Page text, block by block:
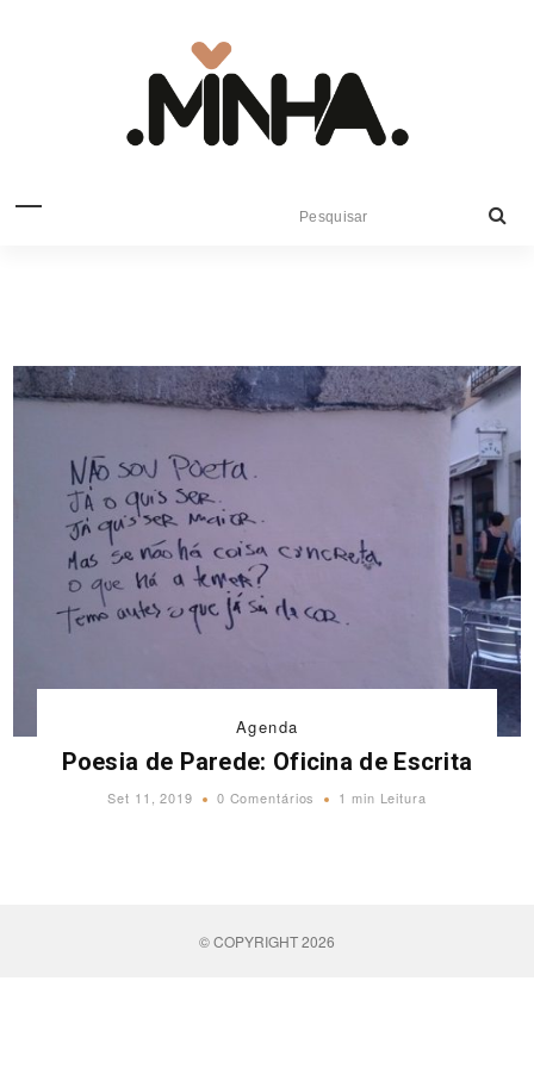
Agenda
Poesia de Parede: Oficina de Escrita
Set 11, 2019 0 Comentários 1 min Leitura
© COPYRIGHT 2026